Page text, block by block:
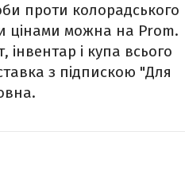
проти колорадського
цінами можна на Prom.
і купа всього
з підпискою "Для